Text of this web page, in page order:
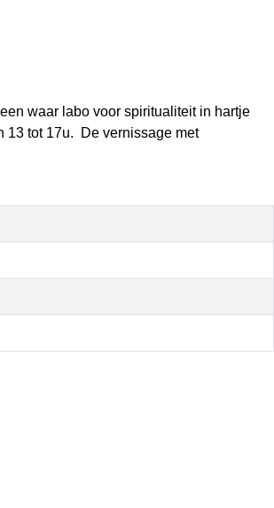
waar labo voor spiritualiteit in hartje
13 tot 17u. De vernissage met